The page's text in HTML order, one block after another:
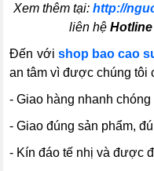
Xem thêm tại: http://
liên hệ
Đến với shop bao cao
an tâm vì được chúng tôi
- Giao hàng nhanh
- Giao đúng sản phẩm,
- Kín đáo tế nhị và được